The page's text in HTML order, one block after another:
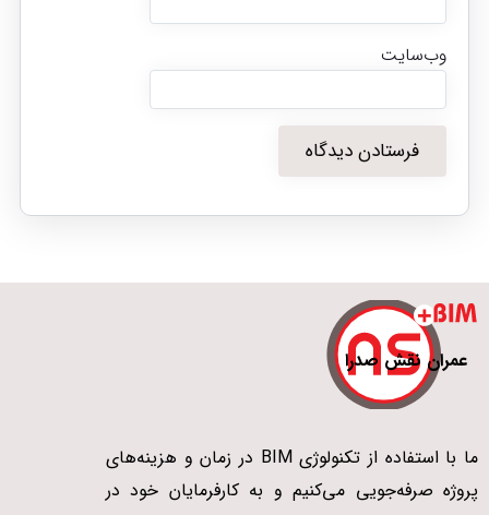
وب‌سایت
عمران نقش صدرا
ما با استفاده از تکنولوژی BIM در زمان و هزینه‌های
پروژه صرفه‌جویی می‌کنیم و به کارفرمایان خود در